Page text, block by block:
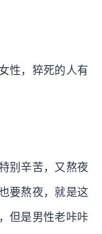
性，猝死的人有
别辛苦，又熬夜
要熬夜，就是这
但是男性老咔咔